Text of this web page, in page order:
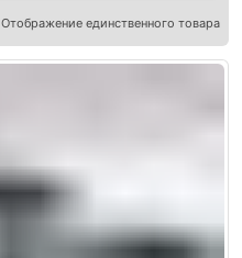
Отображение единственного товара